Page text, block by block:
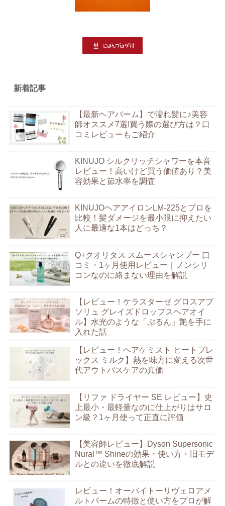
新着記事
【最新ヘアバーム】で濡れ髪に♪美容
師オススメ7選!買う際の選び方は？口
コミレビューもご紹介
KINUJO シルクリッチシャワーを本音
レビュー！高いけど買う価値あり？美
容効果と節水率を調査
KINUJOヘアアイロンLM-225とプロを
比較！髪ダメージを最小限に抑えたい
人に最適な1本はどっち？
Q+クオリタス スムースシャンプー 口
コミ・1ヶ月使用レビュー｜ノンシリ
コンなのに絡まない理由を解説
【レビュー！ケラスターゼ グロスアブ
ソリュ グレイズドロップスヘアオイ
ル】水光のような「ぷるん」艶を手に
入れた話
【レビュー！ヘアケミスト ヒートプレ
ックス ミルク】熱を味方に変える次世
代アウトバスケアの真価
【リファ ドライヤー SE レビュー】史
上最小・最軽量なのに仕上がりはサロ
ン級？1ヶ月使って正直に評価
【美容師レビュー】Dyson Supersonic
Nural™ Shineの効果・使い方・旧モデ
ルとの違いを徹底解説
レビュー！オーバイトーリヴェロアメ
ルトバームの特徴と使い方をプロが解